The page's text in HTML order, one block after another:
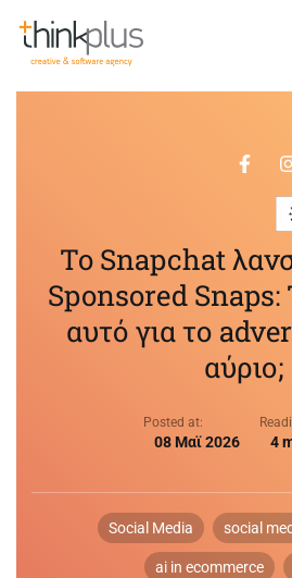
Think Plus
To Snapchat
Sponsored Snaps:
αυτό για το
αύριο;
Posted at:
08 Μαϊ 2026 4
Social Media social
ai in ecommerce